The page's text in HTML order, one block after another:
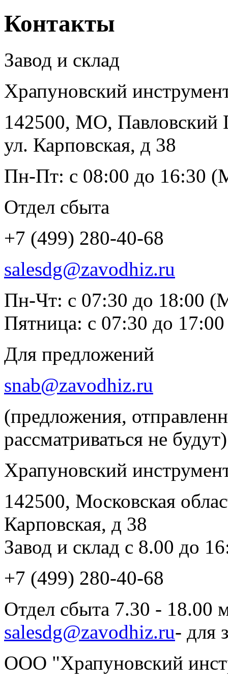
Контакты
Завод и склад
Храпуновский
142500, МО, Павловский
ул. Карповская, д 38
Пн-Пт: с 08:00 до 16:30
Отдел сбыта
+7 (499) 280-40-68
salesdg@zavodhiz.ru
Пн-Чт: с 07:30 до 18:00
Пятница: с 07:30 до
Для предложений
snab@zavodhiz.ru
(предложения,
рассматриваться не будут)
Храпуновский
142500, Московская
Карповская, д 38
Завод и склад с 8.00 до
+7 (499) 280-40-68
Отдел сбыта 7.30 - 18.00
salesdg@zavodhiz.ru- для
ООО "Храпуновский